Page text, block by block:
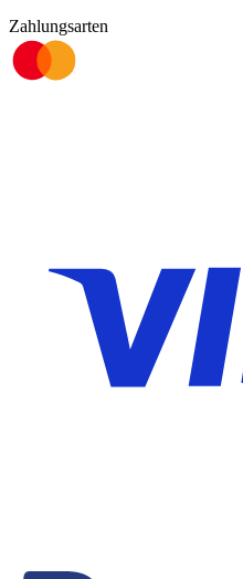
Zahlungsarten